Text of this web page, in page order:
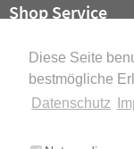
Diese Seite
bestmögliche
Datenschutz
Shop Service
Informationen
Newsletter